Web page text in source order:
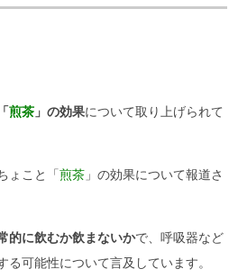
「煎茶 」の効果について取り上げられて
ょこと「煎茶 」の効果について報道さ
的に飲むか飲まないかで、呼吸器など
可能性について言及しています。